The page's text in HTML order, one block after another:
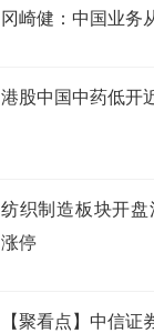
冈崎健：中国业务
港股中国中药低开
纺织制造板块开
涨停
【聚看点】中信证